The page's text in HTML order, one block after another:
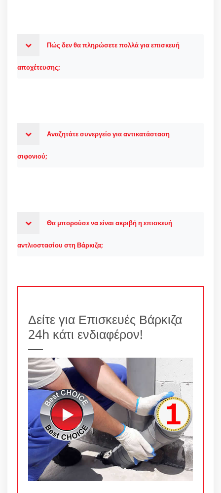
Πώς δεν θα πληρώσετε πολλά για επισκευή
αποχέτευσης;
Αναζητάτε συνεργείο για αντικατάσταση
σιφονιού;
Θα μπορούσε να είναι ακριβή η επισκευή
αντλιοστασίου στη Βάρκιζα;
Δείτε για Επισκευές Βάρκιζα
24h κάτι ενδιαφέρον!